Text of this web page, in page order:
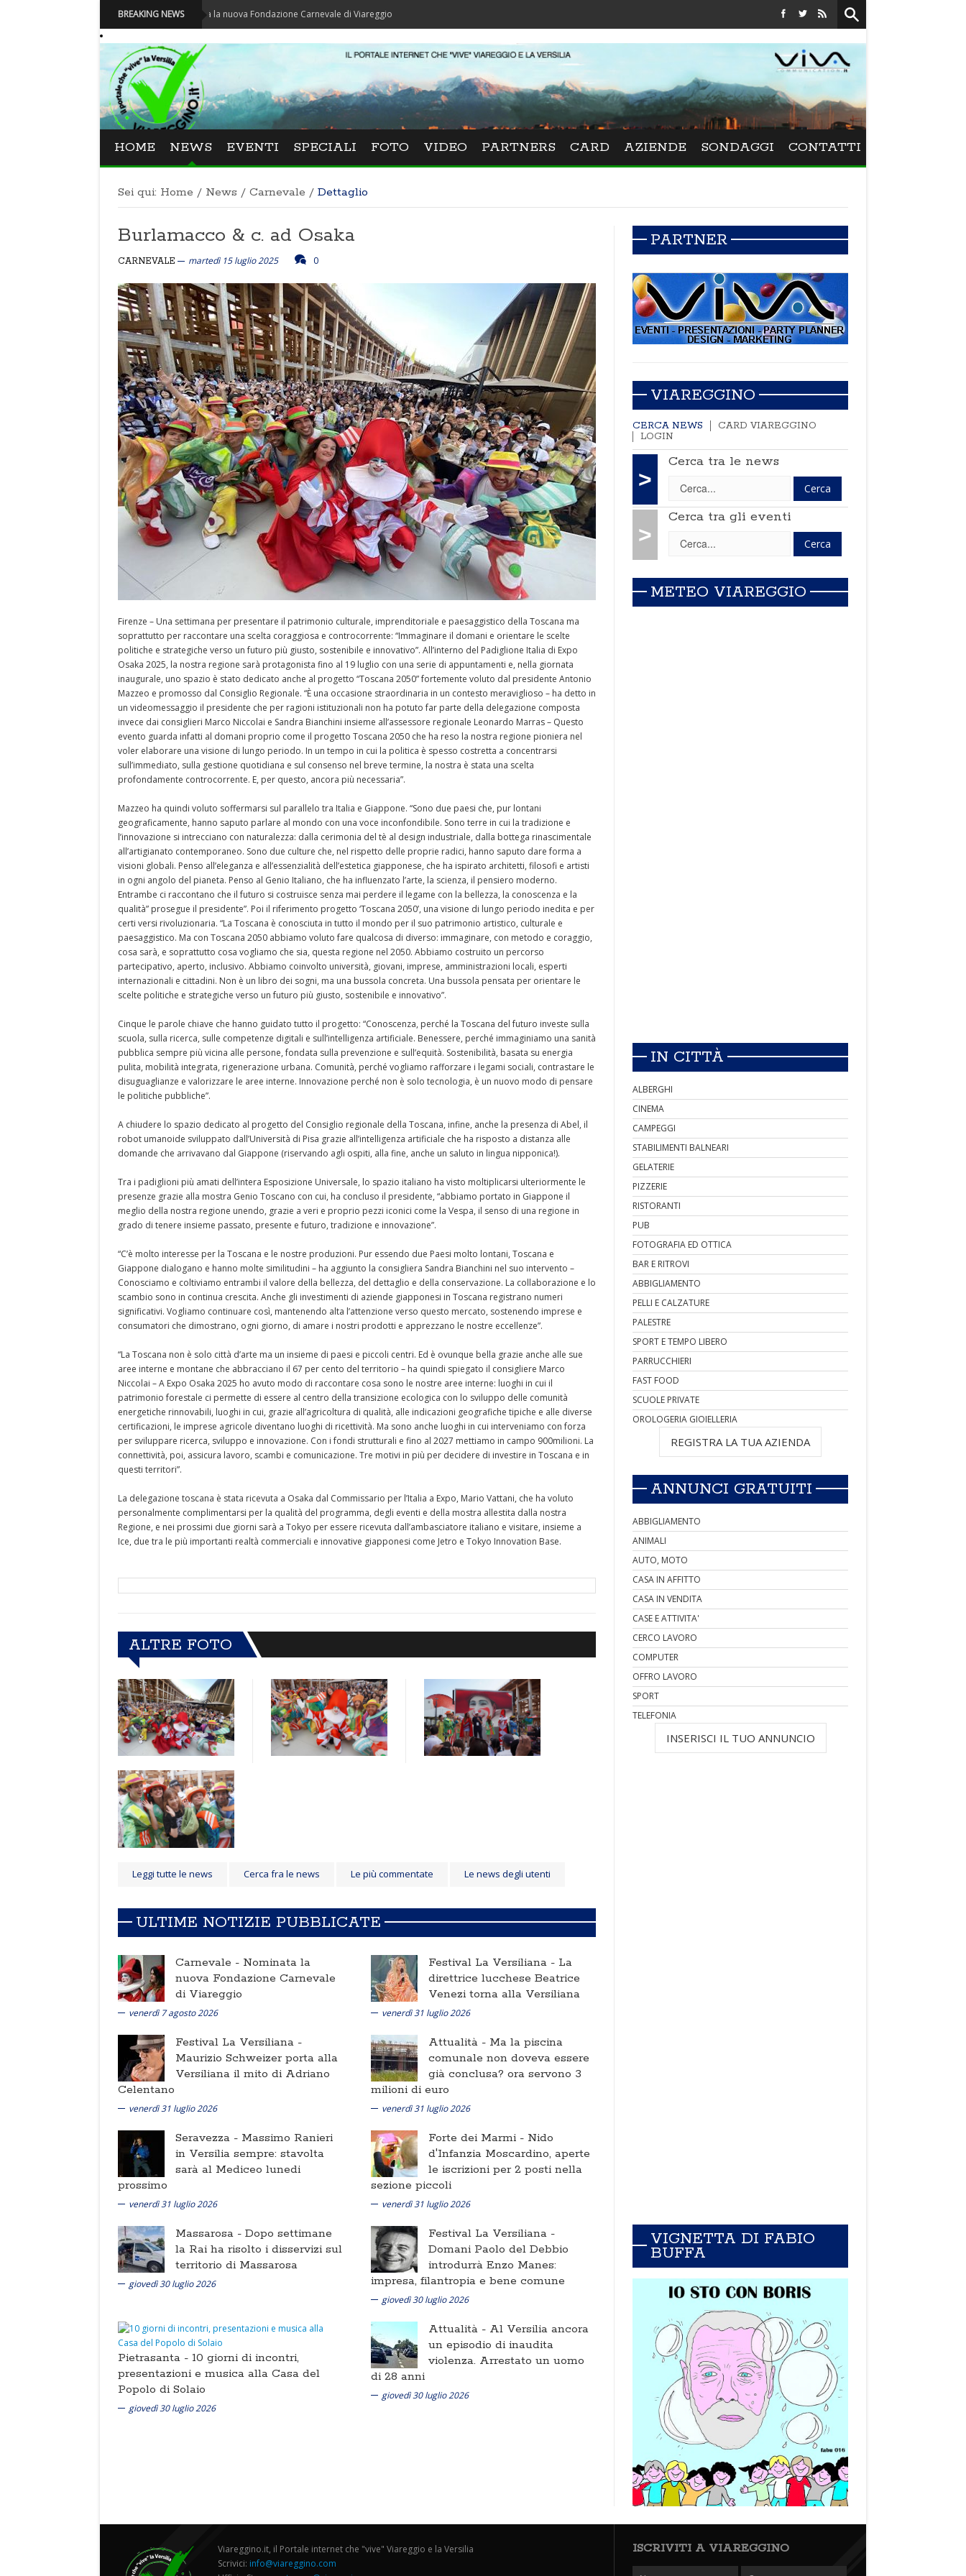
BREAKING NEWS
Carnevale - Nominata la nuova Fondazione Carnevale di Viareggio Festival La Versiliana - La direttrice lucchese Beatrice Venezi
HOME NEWS EVENTI SPECIALI FOTO VIDEO PARTNERS CARD AZIENDE SONDAGGI CONTATTI
Sei qui: Home / News / Carnevale / Dettaglio
Burlamacco & c. ad Osaka
CARNEVALE martedì 15 luglio 2025 0
Firenze – Una settimana per presentare il patrimonio culturale, imprenditoriale e paesaggistico della Toscana ma
soprattutto per raccontare una scelta coraggiosa e controcorrente: “Immaginare il domani e orientare le scelte
politiche e strategiche verso un futuro più giusto, sostenibile e innovativo”. All’interno del Padiglione Italia di Expo
Osaka 2025, la nostra regione sarà protagonista fino al 19 luglio con una serie di appuntamenti e, nella giornata
inaugurale, uno spazio è stato dedicato anche al progetto “Toscana 2050” fortemente voluto dal presidente Antonio
Mazzeo e promosso dal Consiglio Regionale. “È una occasione straordinaria in un contesto meraviglioso – ha detto in
un videomessaggio il presidente che per ragioni istituzionali non ha potuto far parte della delegazione composta
invece dai consiglieri Marco Niccolai e Sandra Bianchini insieme all’assessore regionale Leonardo Marras – Questo
evento guarda infatti al domani proprio come il progetto Toscana 2050 che ha reso la nostra regione pioniera nel
voler elaborare una visione di lungo periodo. In un tempo in cui la politica è spesso costretta a concentrarsi
sull’immediato, sulla gestione quotidiana e sul consenso nel breve termine, la nostra è stata una scelta
profondamente controcorrente. E, per questo, ancora più necessaria”.
Mazzeo ha quindi voluto soffermarsi sul parallelo tra Italia e Giappone. “Sono due paesi che, pur lontani
geograficamente, hanno saputo parlare al mondo con una voce inconfondibile. Sono terre in cui la tradizione e
l’innovazione si intrecciano con naturalezza: dalla cerimonia del tè al design industriale, dalla bottega rinascimentale
all’artigianato contemporaneo. Sono due culture che, nel rispetto delle proprie radici, hanno saputo dare forma a
visioni globali. Penso all’eleganza e all’essenzialità dell’estetica giapponese, che ha ispirato architetti, filosofi e artisti
in ogni angolo del pianeta. Penso al Genio Italiano, che ha influenzato l’arte, la scienza, il pensiero moderno.
Entrambe ci raccontano che il futuro si costruisce senza mai perdere il legame con la bellezza, la conoscenza e la
qualità” prosegue il presidente”. Poi il riferimento progetto ‘Toscana 2050’, una visione di lungo periodo inedita e per
certi versi rivoluzionaria. “La Toscana è conosciuta in tutto il mondo per il suo patrimonio artistico, culturale e
paesaggistico. Ma con Toscana 2050 abbiamo voluto fare qualcosa di diverso: immaginare, con metodo e coraggio,
cosa sarà, e soprattutto cosa vogliamo che sia, questa regione nel 2050. Abbiamo costruito un percorso
partecipativo, aperto, inclusivo. Abbiamo coinvolto università, giovani, imprese, amministrazioni locali, esperti
internazionali e cittadini. Non è un libro dei sogni, ma una bussola concreta. Una bussola pensata per orientare le
scelte politiche e strategiche verso un futuro più giusto, sostenibile e innovativo”.
Cinque le parole chiave che hanno guidato tutto il progetto: “Conoscenza, perché la Toscana del futuro investe sulla
scuola, sulla ricerca, sulle competenze digitali e sull’intelligenza artificiale. Benessere, perché immaginiamo una sanità
pubblica sempre più vicina alle persone, fondata sulla prevenzione e sull’equità. Sostenibilità, basata su energia
pulita, mobilità integrata, rigenerazione urbana. Comunità, perché vogliamo rafforzare i legami sociali, contrastare le
disuguaglianze e valorizzare le aree interne. Innovazione perché non è solo tecnologia, è un nuovo modo di pensare
le politiche pubbliche”.
A chiudere lo spazio dedicato al progetto del Consiglio regionale della Toscana, infine, anche la presenza di Abel, il
robot umanoide sviluppato dall’Università di Pisa grazie all’intelligenza artificiale che ha risposto a distanza alle
domande che arrivavano dal Giappone (riservando agli ospiti, alla fine, anche un saluto in lingua nipponica!).
Tra i padiglioni più amati dell’intera Esposizione Universale, lo spazio italiano ha visto moltiplicarsi ulteriormente le
presenze grazie alla mostra Genio Toscano con cui, ha concluso il presidente, “abbiamo portato in Giappone il
meglio della nostra regione unendo, grazie a veri e proprio pezzi iconici come la Vespa, il senso di una regione in
grado di tenere insieme passato, presente e futuro, tradizione e innovazione”.
“C’è molto interesse per la Toscana e le nostre produzioni. Pur essendo due Paesi molto lontani, Toscana e
Giappone dialogano e hanno molte similitudini – ha aggiunto la consigliera Sandra Bianchini nel suo intervento –
Conosciamo e coltiviamo entrambi il valore della bellezza, del dettaglio e della conservazione. La collaborazione e lo
scambio sono in continua crescita. Anche gli investimenti di aziende giapponesi in Toscana registrano numeri
significativi. Vogliamo continuare così, mantenendo alta l’attenzione verso questo mercato, sostenendo imprese e
consumatori che dimostrano, ogni giorno, di amare i nostri prodotti e apprezzano le nostre eccellenze”.
“La Toscana non è solo città d’arte ma un insieme di paesi e piccoli centri. Ed è ovunque bella grazie anche alle sue
aree interne e montane che abbracciano il 67 per cento del territorio – ha quindi spiegato il consigliere Marco
Niccolai – A Expo Osaka 2025 ho avuto modo di raccontare cosa sono le nostre aree interne: luoghi in cui il
patrimonio forestale ci permette di essere al centro della transizione ecologica con lo sviluppo delle comunità
energetiche rinnovabili, luoghi in cui, grazie all’agricoltura di qualità, alle indicazioni geografiche tipiche e alle diverse
certificazioni, le imprese agricole diventano luoghi di ricettività. Ma sono anche luoghi in cui interveniamo con forza
per sviluppare ricerca, sviluppo e innovazione. Con i fondi strutturali e fino al 2027 mettiamo in campo 900milioni. La
connettività, poi, assicura lavoro, scambi e comunicazione. Tre motivi in più per decidere di investire in Toscana e in
questi territori”.
La delegazione toscana è stata ricevuta a Osaka dal Commissario per l’Italia a Expo, Mario Vattani, che ha voluto
personalmente complimentarsi per la qualità del programma, degli eventi e della mostra allestita dalla nostra
Regione, e nei prossimi due giorni sarà a Tokyo per essere ricevuta dall’ambasciatore italiano e visitare, insieme a
Ice, due tra le più importanti realtà commerciali e innovative giapponesi come Jetro e Tokyo Innovation Base.
ALTRE FOTO
Leggi tutte le news Cerca fra le news Le più commentate Le news degli utenti
ULTIME NOTIZIE PUBBLICATE
Carnevale - Nominata la
nuova Fondazione Carnevale
di Viareggio
venerdì 7 agosto 2026
Festival La Versiliana - La
direttrice lucchese Beatrice
Venezi torna alla Versiliana
venerdì 31 luglio 2026
Festival La Versiliana -
Maurizio Schweizer porta alla
Versiliana il mito di Adriano
Celentano
venerdì 31 luglio 2026
Attualità - Ma la piscina
comunale non doveva essere
già conclusa? ora servono 3
milioni di euro
venerdì 31 luglio 2026
Seravezza - Massimo Ranieri
in Versilia sempre: stavolta
sarà al Mediceo lunedi
prossimo
venerdì 31 luglio 2026
Forte dei Marmi - Nido
d'Infanzia Moscardino, aperte
le iscrizioni per 2 posti nella
sezione piccoli
venerdì 31 luglio 2026
Massarosa - Dopo settimane
la Rai ha risolto i disservizi sul
territorio di Massarosa
giovedì 30 luglio 2026
Festival La Versiliana -
Domani Paolo del Debbio
introdurrà Enzo Manes:
impresa, filantropia e bene comune
giovedì 30 luglio 2026
Pietrasanta - 10 giorni di incontri,
presentazioni e musica alla Casa del
Popolo di Solaio
giovedì 30 luglio 2026
Attualità - Al Versilia ancora
un episodio di inaudita
violenza. Arrestato un uomo
di 28 anni
giovedì 30 luglio 2026
PARTNER
VIAREGGINO
CERCA NEWS
CARD VIAREGGINO
LOGIN
>
Cerca tra le news
>
Cerca tra gli eventi
METEO VIAREGGIO
IN CITTÀ
ALBERGHI
CINEMA
CAMPEGGI
STABILIMENTI BALNEARI
GELATERIE
PIZZERIE
RISTORANTI
PUB
FOTOGRAFIA ED OTTICA
BAR E RITROVI
ABBIGLIAMENTO
PELLI E CALZATURE
PALESTRE
SPORT E TEMPO LIBERO
PARRUCCHIERI
FAST FOOD
SCUOLE PRIVATE
OROLOGERIA GIOIELLERIA
REGISTRA LA TUA AZIENDA
ANNUNCI GRATUITI
ABBIGLIAMENTO
ANIMALI
AUTO, MOTO
CASA IN AFFITTO
CASA IN VENDITA
CASE E ATTIVITA'
CERCO LAVORO
COMPUTER
OFFRO LAVORO
SPORT
TELEFONIA
INSERISCI IL TUO ANNUNCIO
VIGNETTA DI FABIO
BUFFA
Viareggino.it, il Portale internet che "vive" Viareggio e la Versilia
Scrivici: info@viareggino.com
ISCRIVITI A VIAREGGINO